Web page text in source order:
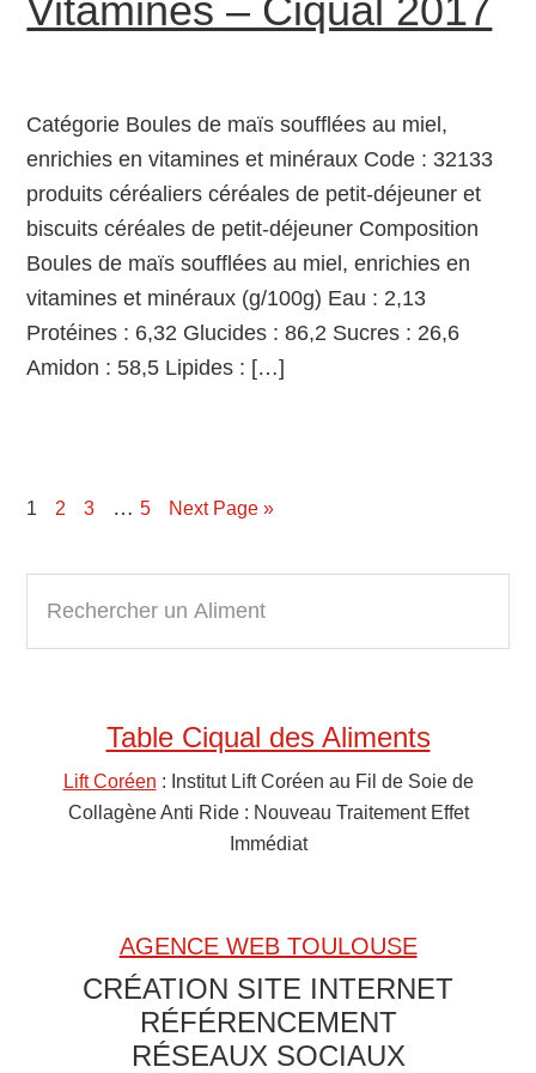
Vitamines – Ciqual 2017
Catégorie Boules de maïs soufflées au miel,
enrichies en vitamines et minéraux Code : 32133
produits céréaliers céréales de petit-déjeuner et
biscuits céréales de petit-déjeuner Composition
Boules de maïs soufflées au miel, enrichies en
vitamines et minéraux (g/100g) Eau : 2,13
Protéines : 6,32 Glucides : 86,2 Sucres : 26,6
Amidon : 58,5 Lipides : […]
Page
1 Page
2 Page
3 … Page
5 Next Page »
Primary
Sidebar
c
Table Ciqual des Aliments
Lift Coréen : Institut Lift Coréen au Fil de Soie de
Collagène Anti Ride : Nouveau Traitement Effet
Immédiat
AGENCE WEB TOULOUSE
CRÉATION SITE INTERNET
RÉFÉRENCEMENT
RÉSEAUX SOCIAUX